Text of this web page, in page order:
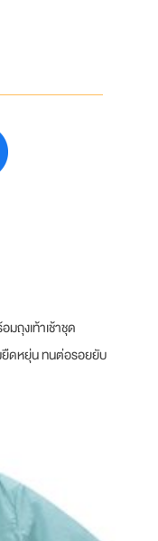
ถุงเท้าเช้าชุด
ดหยุ่น ทนต่อรอยยับ